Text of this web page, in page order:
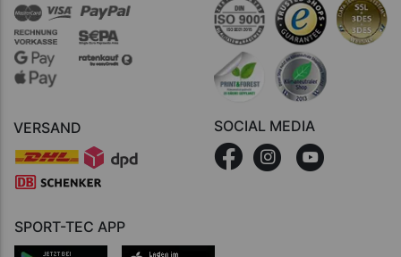
VERSAND SOCIAL MEDIA
SPORT-TEC APP